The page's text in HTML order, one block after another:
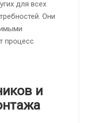
для всех
Они
процесс
и